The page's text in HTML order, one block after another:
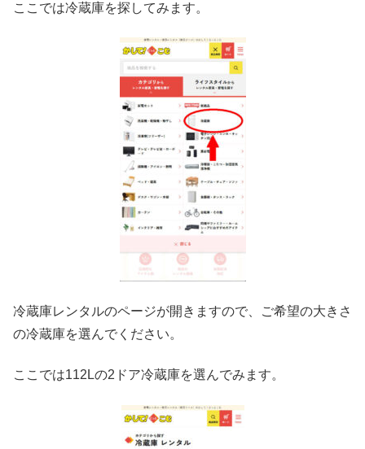
ここでは冷蔵庫を探してみます。
冷蔵庫レンタルのページが開きますので、ご希望の大きさ
の冷蔵庫を選んでください。
ここでは112Lの2ドア冷蔵庫を選んでみます。